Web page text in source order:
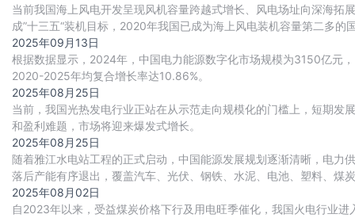
当前我国海上风电开发呈现风机容量跨越式增长、风电场址向深海
成”十三五“装机目标，2020年我国已成为海上风电装机容量第二多
上风电累计并网量达到41
2025年09月13日
根据数据显示，2024年，中国电力能源数字化市场规模为3150亿元
2020-2025年均复合增长率达10.86%。
2025年08月25日
当前，我国光热发电行业正站在从示范走向规模化的门槛上，短期
和盈利难题，市场将迎来爆发式增长。
2025年08月25日
随着雅江水电站工程的正式启动，中国能源发展规划逐渐清晰，电力
落后产能有序退出，覆盖汽车、光伏、钢铁、水泥、电池、塑料、煤
相关高耗能行业年用电量合计减少约12
2025年08月02日
自2023年以来，受益煤炭价格下行及用电旺季催化，我国火电行业